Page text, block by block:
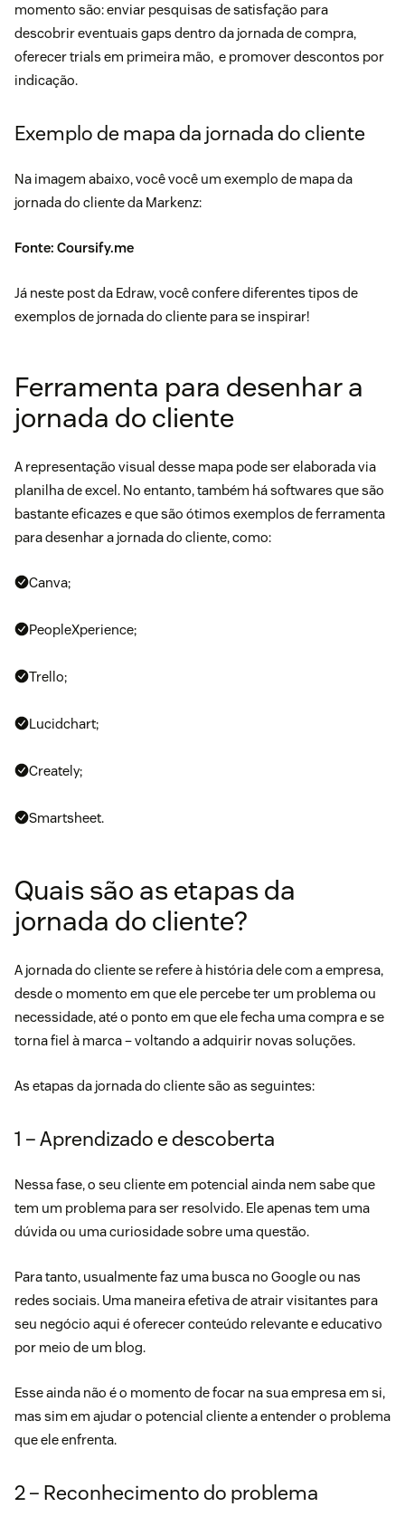
momento são: enviar pesquisas de satisfação para
descobrir eventuais gaps dentro da jornada de compra,
oferecer trials em primeira mão, e promover descontos por
indicação.
Exemplo de mapa da jornada do cliente
Na imagem abaixo, você você um exemplo de mapa da
jornada do cliente da Markenz:
Fonte: Coursify.me
Já neste post da Edraw, você confere diferentes tipos de
exemplos de jornada do cliente para se inspirar!
Ferramenta para desenhar a
jornada do cliente
A representação visual desse mapa pode ser elaborada via
planilha de excel. No entanto, também há softwares que são
bastante eficazes e que são ótimos exemplos de ferramenta
para desenhar a jornada do cliente, como:
Canva;
PeopleXperience;
Trello;
Lucidchart;
Creately;
Smartsheet.
Quais são as etapas da
jornada do cliente?
A jornada do cliente se refere à história dele com a empresa,
desde o momento em que ele percebe ter um problema ou
necessidade, até o ponto em que ele fecha uma compra e se
torna fiel à marca – voltando a adquirir novas soluções.
As etapas da jornada do cliente são as seguintes:
1 – Aprendizado e descoberta
Nessa fase, o seu cliente em potencial ainda nem sabe que
tem um problema para ser resolvido. Ele apenas tem uma
dúvida ou uma curiosidade sobre uma questão.
Para tanto, usualmente faz uma busca no Google ou nas
redes sociais. Uma maneira efetiva de atrair visitantes para
seu negócio aqui é oferecerconteúdo relevante e educativo
por meio de um blog.
Esse ainda não é o momento de focar na sua empresa em si,
mas sim em ajudar o potencial cliente a entender o problema
que ele enfrenta.
2 – Reconhecimento do problema